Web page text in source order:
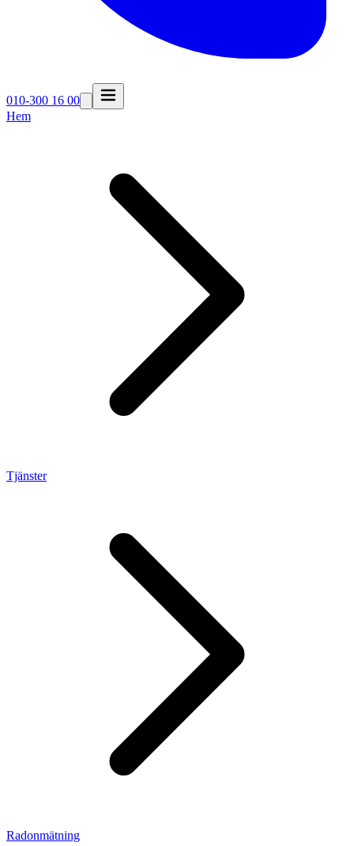
010-300 16 00
Hem
Tjänster
Radonmätning